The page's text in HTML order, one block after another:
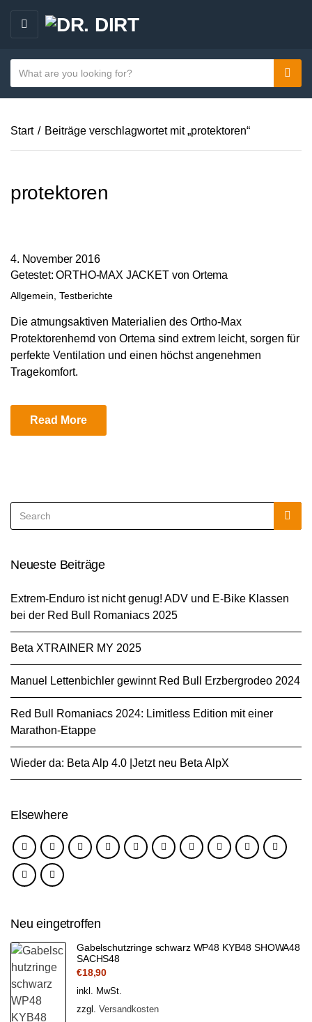
M
a
e
g
y
e
e
a
c
h
x
Start / Beiträge verschlagwortet mit „protektoren“
protektoren
4. November 2016
Getestet: ORTHO-MAX JACKET von Ortema
Allgemein Testberichte
Die atmungsaktiven Materialien des Ortho-Max
Protektorenhemd von Ortema sind extrem leicht, sorgen für
perfekte Ventilation und einen höchst angenehmen
Tragekomfort.
Read More
for:
Neueste Beiträge
Extrem-Enduro ist nicht genug! ADV und E-Bike Klassen
bei der Red Bull Romaniacs 2025
Beta XTRAINER MY 2025
Manuel Lettenbichler gewinnt Red Bull Erzbergrodeo 2024
Red Bull Romaniacs 2024: Limitless Edition mit einer
Marathon-Etappe
Wieder da: Beta Alp 4.0 |Jetzt neu Beta AlpX
Elsewhere
Neu eingetroffen
Gabelschutzringe schwarz WP48 KYB48 SHOWA48
SACHS48
€18,90
inkl. MwSt.
zzgl. Versandkosten